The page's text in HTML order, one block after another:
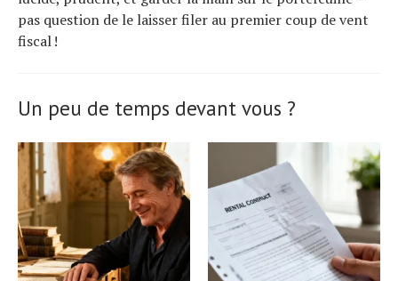
pas question de le laisser filer au premier coup de vent
fiscal !
Un peu de temps devant vous ?